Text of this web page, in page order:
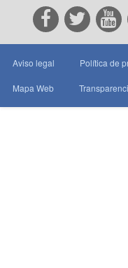
Aviso legal Política de
Mapa Web